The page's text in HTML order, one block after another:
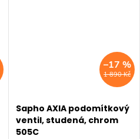
1 890 Kč
–17 %
Sapho AXIA podomítkový
ventil, studená, chrom
505C